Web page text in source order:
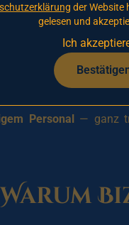
sich noch heute in
Pflegeheim
im
Kulturerbe:
Personal — ganz
Warum
der
gelesen und
Ich